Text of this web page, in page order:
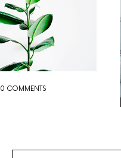
0 COMMENTS